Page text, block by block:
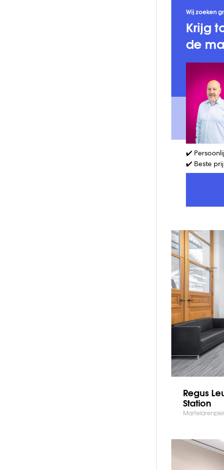
Wij zoeken
Krijg
de
✔️
✔️ Beste
Regus
Station